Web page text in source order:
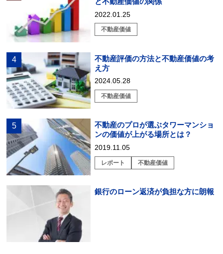
2022.01.25
不動産価値
不動産評価の方法と不動産価値の考
え方
2024.05.28
不動産価値
不動産のプロが選ぶタワーマンショ
ンの価値が上がる場所とは？
2019.11.05
レポート 不動産価値
銀行のローン返済が負担な方に朗報